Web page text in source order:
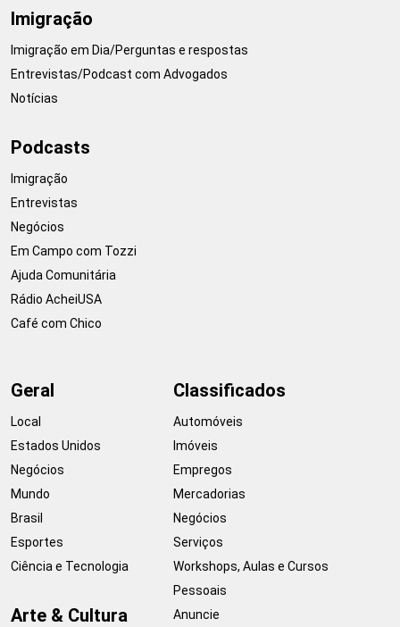
Imigração
Imigração em Dia/Perguntas e respostas
Entrevistas/Podcast com Advogados
Notícias
Podcasts
Imigração
Entrevistas
Negócios
Em Campo com Tozzi
Ajuda Comunitária
Rádio AcheiUSA
Café com Chico
Geral
Local
Estados Unidos
Negócios
Mundo
Brasil
Esportes
Ciência e Tecnologia
Arte & Cultura
Classificados
Automóveis
Imóveis
Empregos
Mercadorias
Negócios
Serviços
Workshops, Aulas e Cursos
Pessoais
Anuncie